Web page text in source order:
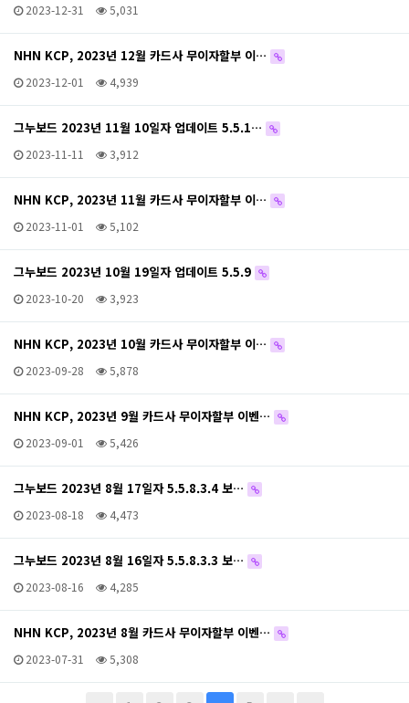
2023-12-31 5,031
NHN KCP, 2023년 12월 카드사 무이자할부 이…
2023-12-01 4,939
그누보드 2023년 11월 10일자 업데이트 5.5.1…
2023-11-11 3,912
NHN KCP, 2023년 11월 카드사 무이자할부 이…
2023-11-01 5,102
그누보드 2023년 10월 19일자 업데이트 5.5.9
2023-10-20 3,923
NHN KCP, 2023년 10월 카드사 무이자할부 이…
2023-09-28 5,878
NHN KCP, 2023년 9월 카드사 무이자할부 이벤…
2023-09-01 5,426
그누보드 2023년 8월 17일자 5.5.8.3.4 보…
2023-08-18 4,473
그누보드 2023년 8월 16일자 5.5.8.3.3 보…
2023-08-16 4,285
NHN KCP, 2023년 8월 카드사 무이자할부 이벤…
2023-07-31 5,308